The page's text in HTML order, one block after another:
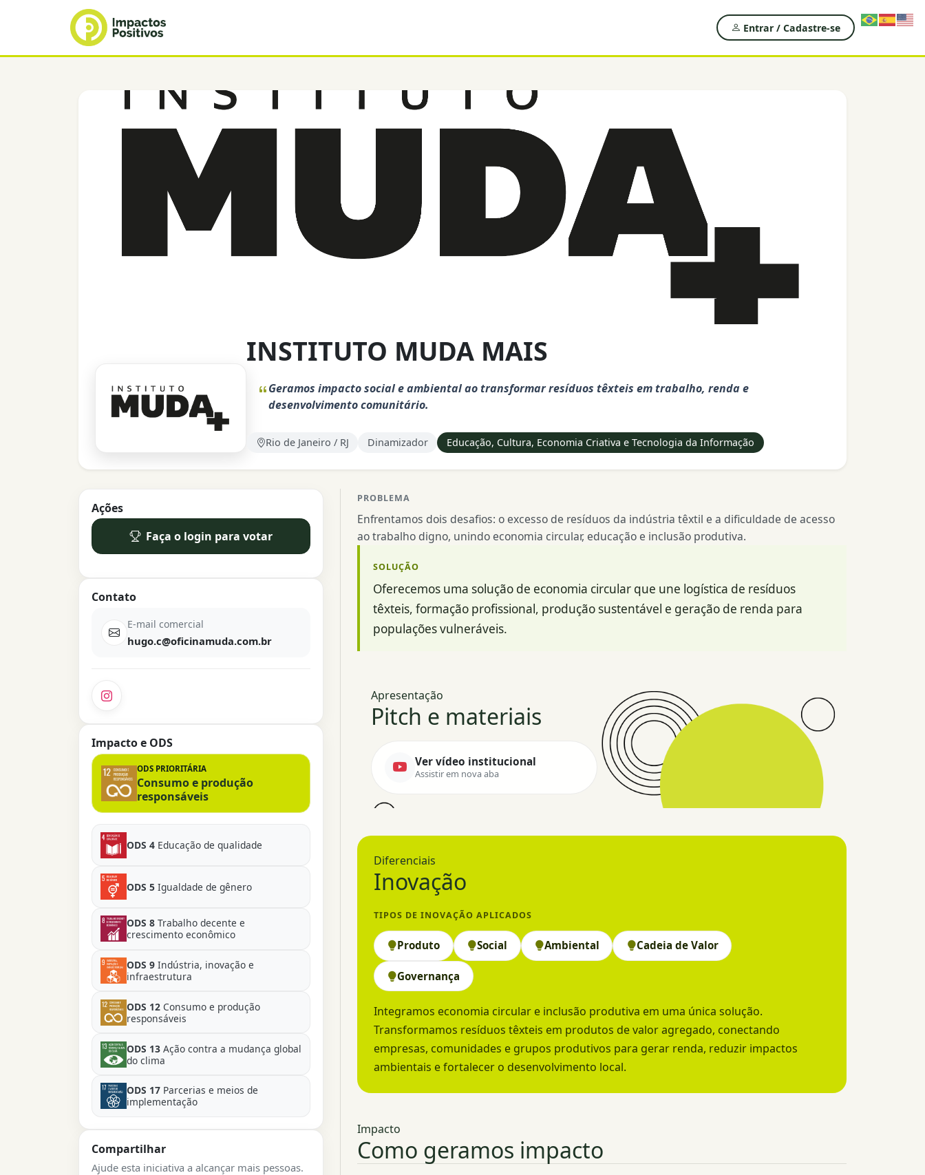
Entrar / Cadastre-se
INSTITUTO MUDA MAIS
Geramos impacto social e ambiental ao transformar resíduos têxteis em trabalho, renda e
desenvolvimento comunitário.
Rio de Janeiro / RJ Dinamizador Educação, Cultura, Economia Criativa e Tecnologia da Informação
Ações
Faça o login para votar
Contato
E-mail comercial
hugo.c@oficinamuda.com.br
Impacto e ODS
ODS PRIORITÁRIA
Consumo e produção
responsáveis
ODS 4Educação de qualidade
ODS 5Igualdade de gênero
ODS 8Trabalho decente e
crescimento econômico
ODS 9Indústria, inovação e
infraestrutura
ODS 12Consumo e produção
responsáveis
ODS 13Ação contra a mudança global
do clima
ODS 17Parcerias e meios de
implementação
Compartilhar
Ajude esta iniciativa a alcançar mais pessoas.
PROBLEMA
Enfrentamos dois desafios: o excesso de resíduos da indústria têxtil e a dificuldade de acesso
ao trabalho digno, unindo economia circular, educação e inclusão produtiva.
SOLUÇÃO
Oferecemos uma solução de economia circular que une logística de resíduos
têxteis, formação profissional, produção sustentável e geração de renda para
populações vulneráveis.
Apresentação
Pitch e materiais
Ver vídeo institucional
Assistir em nova aba
Diferenciais
Inovação
TIPOS DE INOVAÇÃO APLICADOS
Produto Social Ambiental Cadeia de Valor
Governança
Integramos economia circular e inclusão produtiva em uma única solução.
Transformamos resíduos têxteis em produtos de valor agregado, conectando
empresas, comunidades e grupos produtivos para gerar renda, reduzir impactos
ambientais e fortalecer o desenvolvimento local.
Impacto
Como geramos impacto